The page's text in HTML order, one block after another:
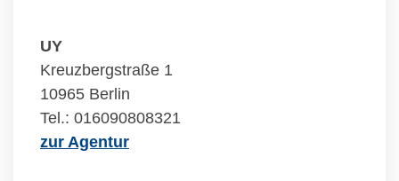
UY
Kreuzbergstraße 1
10965 Berlin
Tel.: 016090808321
zur Agentur